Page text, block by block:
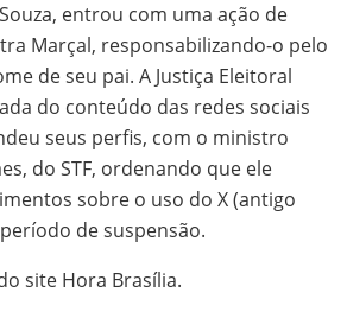
entrou com uma ação de
Marçal, responsabilizando-o pelo
de seu pai. A Justiça Eleitoral
do conteúdo das redes sociais
seus perfis, com o ministro
do STF, ordenando que ele
sobre o uso do X (antigo
de suspensão.
site Hora Brasília.